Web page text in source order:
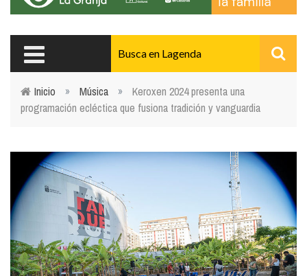
Usted está aquí
Inicio » Música »
Keroxen 2024 presenta una
programación ecléctica que fusiona tradición y vanguardia